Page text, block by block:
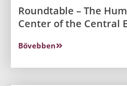
Roundtable – The
Center of the Central
Bővebben